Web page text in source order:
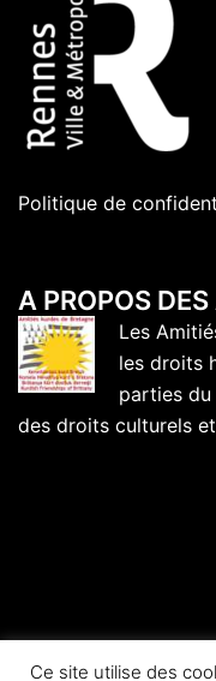
Politique de
A PROPOS
Les
les droits
parties du
des droits culturels
Ce site utilise des